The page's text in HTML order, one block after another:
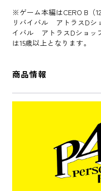
※ゲーム本編はCERO B（
リバイバル アトラスDシ
イバル アトラスDショッ
は15歳以上となります。
商品情報